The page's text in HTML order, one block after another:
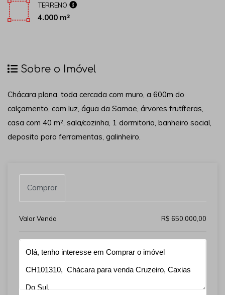
TERRENO
4.000 m²
Sobre o Imóvel
Chácara plana, toda cercada com muro, a 600m do
calçamento, com luz, água da Samae, árvores frutíferas,
casa com 40 m², sala/cozinha, 1 dormitorio, banheiro social,
deposito para ferramentas, galinheiro.
Comprar
Valor Venda R$ 650.000,00